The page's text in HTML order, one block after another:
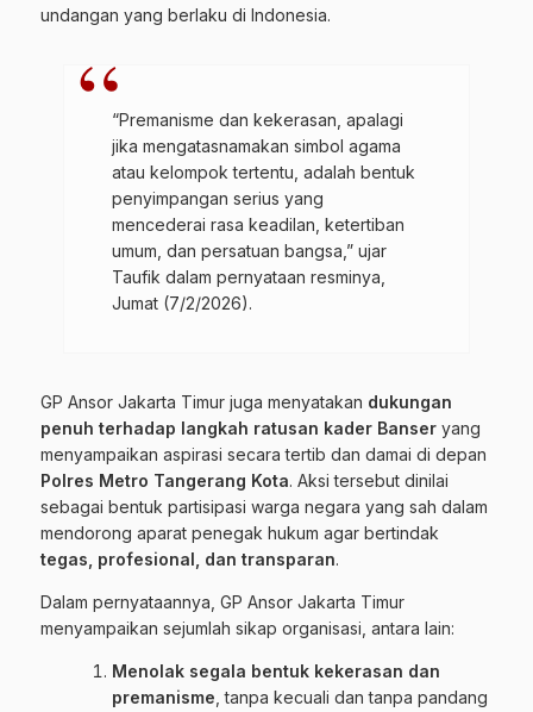
undangan yang berlaku di Indonesia.
“Premanisme dan kekerasan, apalagi
jika mengatasnamakan simbol agama
atau kelompok tertentu, adalah bentuk
penyimpangan serius yang
mencederai rasa keadilan, ketertiban
umum, dan persatuan bangsa,” ujar
Taufik dalam pernyataan resminya,
Jumat (7/2/2026).
GP Ansor Jakarta Timur juga menyatakan dukungan
penuh terhadap langkah ratusan kader Banser yang
menyampaikan aspirasi secara tertib dan damai di depan
Polres Metro Tangerang Kota. Aksi tersebut dinilai
sebagai bentuk partisipasi warga negara yang sah dalam
mendorong aparat penegak hukum agar bertindak
tegas, profesional, dan transparan.
Dalam pernyataannya, GP Ansor Jakarta Timur
menyampaikan sejumlah sikap organisasi, antara lain:
Menolak segala bentuk kekerasan dan
premanisme , tanpa kecuali dan tanpa pandang